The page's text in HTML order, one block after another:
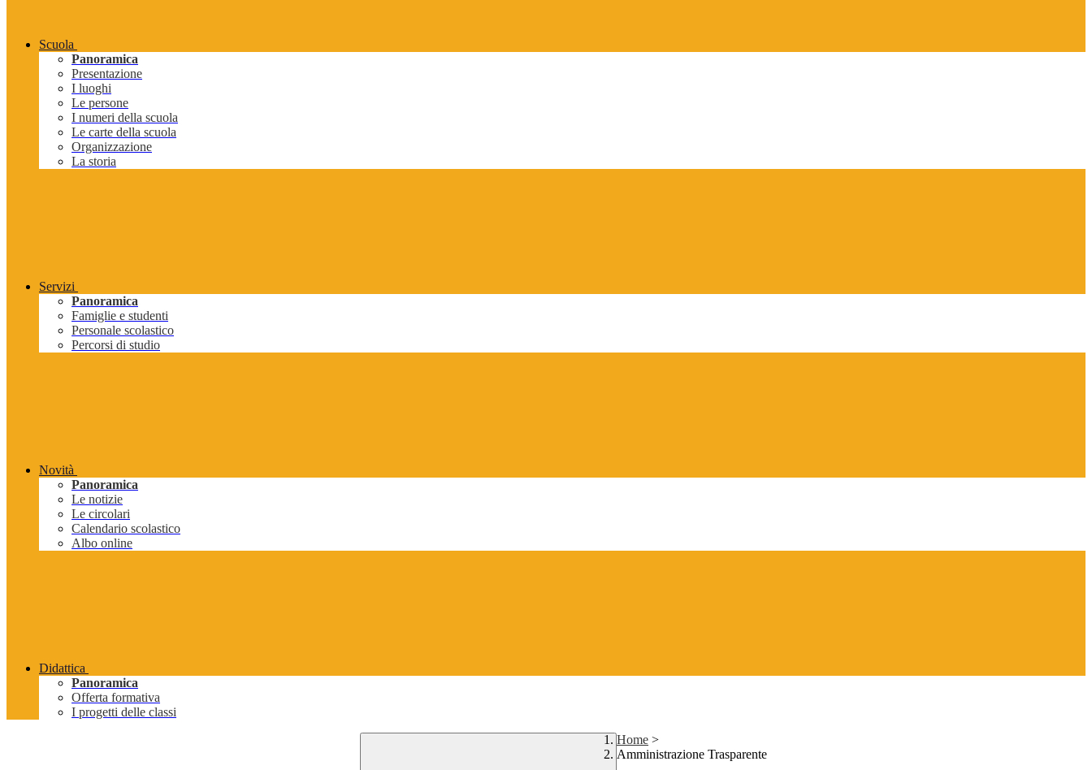
Scuola
Panoramica
Presentazione
I luoghi
Le persone
I numeri della scuola
Le carte della scuola
Organizzazione
La storia
Servizi
Panoramica
Famiglie e studenti
Personale scolastico
Percorsi di studio
Novità
Panoramica
Le notizie
Le circolari
Calendario scolastico
Albo online
Didattica
Panoramica
Offerta formativa
I progetti delle classi
Home >
Amministrazione Trasparente